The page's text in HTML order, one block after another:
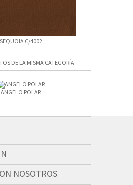
SEQUOIA C/4002
DE LA MISMA CATEGORÍA:
ANGELO POLAR
NOSOTROS